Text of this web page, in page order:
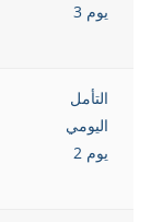
يوم 3
التأمل
اليومي
يوم 2